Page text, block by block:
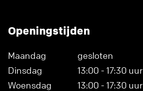
Openingstijden
Maandag
gesloten
Dinsdag
13:00 - 17:30 uur
Woensdag
13:00 - 17:30 uur